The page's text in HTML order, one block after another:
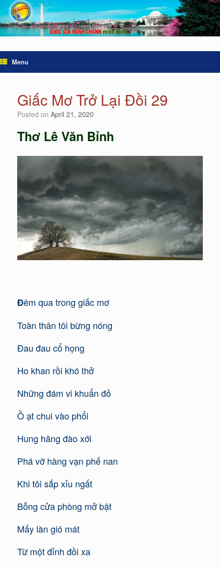
Menu
Giấc Mơ Trở Lại Đồi 29
Posted on April 21, 2020
Thơ Lê Văn Bỉnh
Đêm qua trong giấc mơ
Toàn thân tôi bừng nóng
Đau đau cổ họng
Ho khan rồi khó thở
Những đám vi khuẩn đỏ
Ồ ạt chui vào phổi
Hung hăng đào xới
Phá vỡ hàng vạn phế nan
Khi tôi sắp xỉu ngất
Bỗng cửa phòng mở bật
Mấy làn gió mát
Từ một đỉnh đồi xa